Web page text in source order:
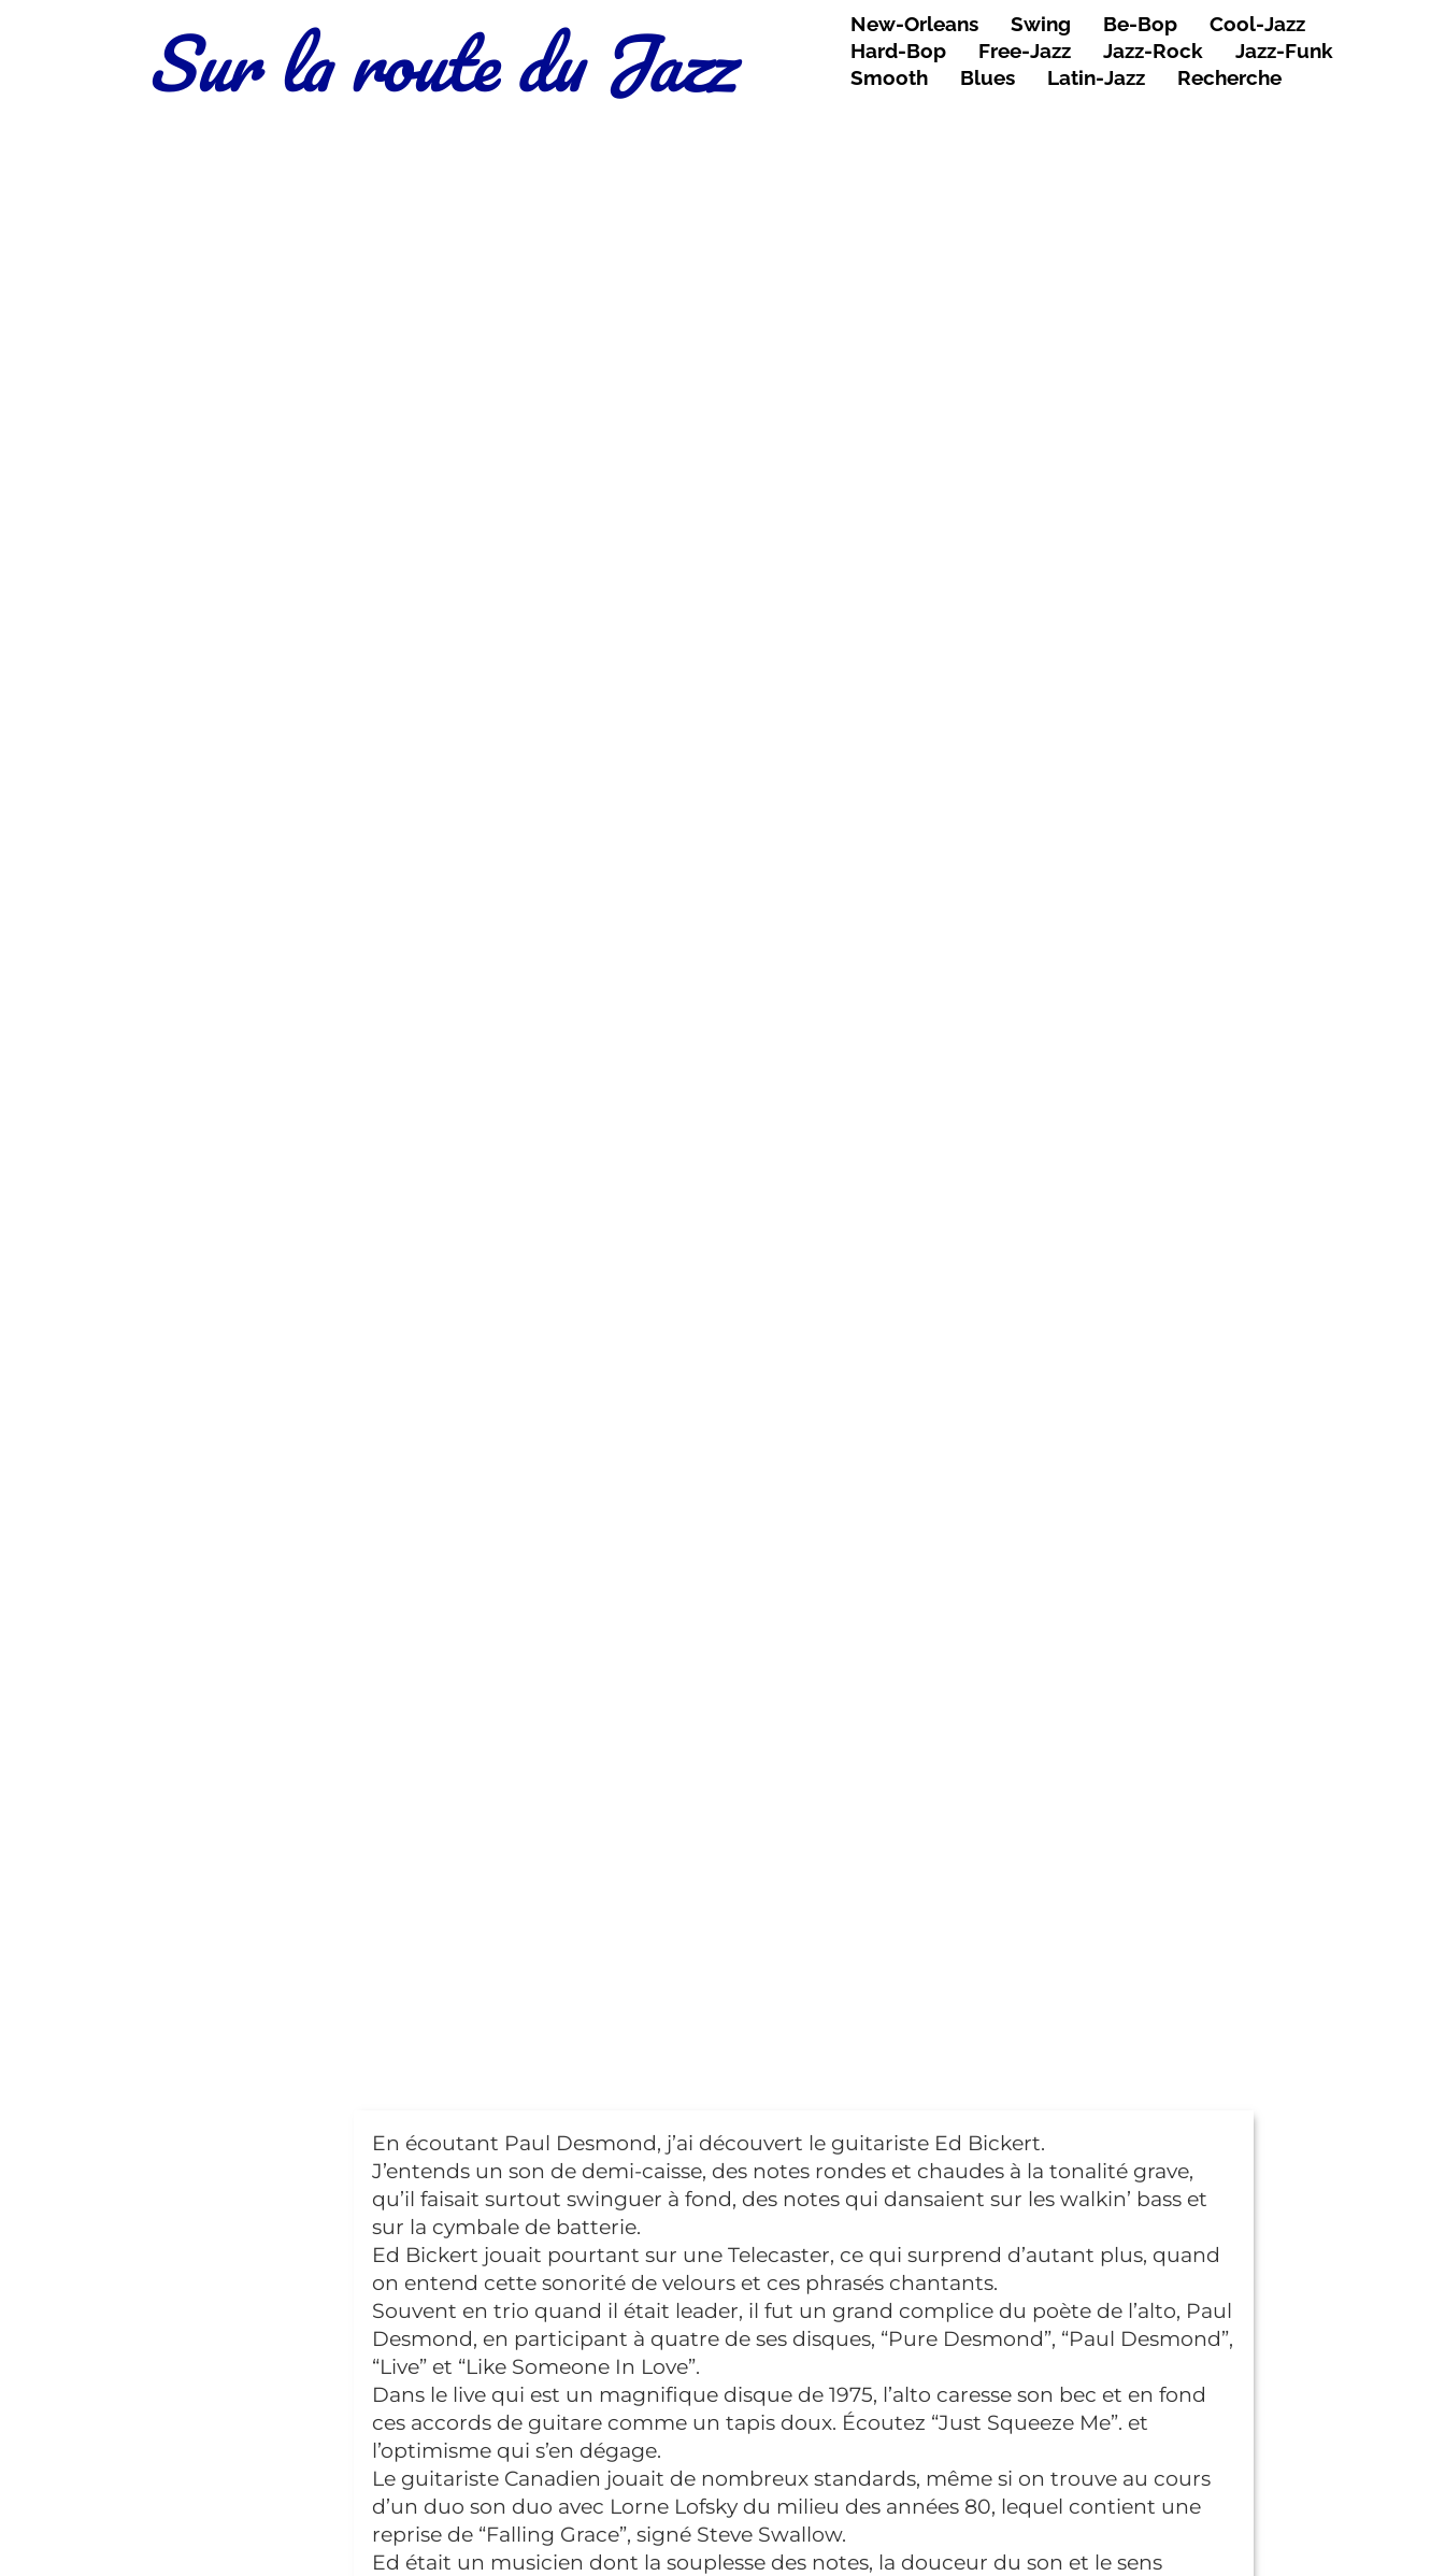
Sur la route du Jazz New-Orleans Swing Be-Bop
Cool-Jazz
Hard-Bop
Free-Jazz Jazz-Rock
Jazz-Funk
Smooth
Blues Latin-Jazz Recherche
En écoutant Paul Desmond, j’ai découvert le guitariste Ed Bickert.
J’entends un son de demi-caisse, des notes rondes et chaudes à la tonalité grave,
qu’il faisait surtout swinguer à fond, des notes qui dansaient sur les walkin’ bass et
sur la cymbale de batterie.
Ed Bickert jouait pourtant sur une Telecaster, ce qui surprend d’autant plus, quand
on entend cette sonorité de velours et ces phrasés chantants.
Souvent en trio quand il était leader, il fut un grand complice du poète de l’alto, Paul
Desmond, en participant à quatre de ses disques, “Pure Desmond”, “Paul Desmond”,
“Live” et “Like Someone In Love”.
Dans le live qui est un magnifique disque de 1975, l’alto caresse son bec et en fond
ces accords de guitare comme un tapis doux. Écoutez “Just Squeeze Me”. et
l’optimisme qui s’en dégage.
Le guitariste Canadien jouait de nombreux standards, même si on trouve au cours
d’un duo son duo avec Lorne Lofsky du milieu des années 80, lequel contient une
reprise de “Falling Grace”, signé Steve Swallow.
Ed était un musicien dont la souplesse des notes, la douceur du son et le sens